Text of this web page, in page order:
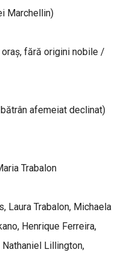
Marchellin)
fără origini nobile /
afemeiat declinat)
Trabalon
Laura Trabalon, Michaela
Henrique Ferreira,
Lillington,